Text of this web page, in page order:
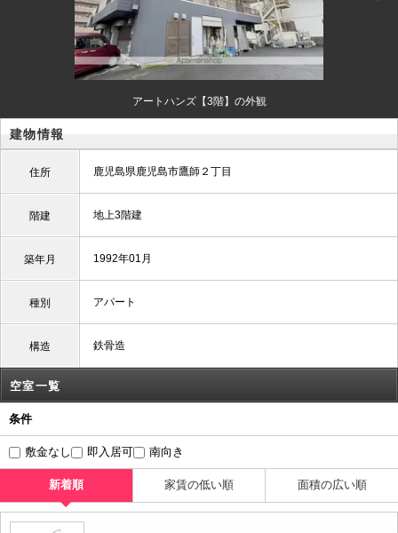
アートハンズ【3階】の外観
建物情報
住所 鹿児島県鹿児島市鷹師２丁目
階建 地上3階建
築年月 1992年01月
種別 アパート
構造 鉄骨造
空室一覧
条件
敷金なし 即入居可 南向き
新着順 家賃の低い順 面積の広い順